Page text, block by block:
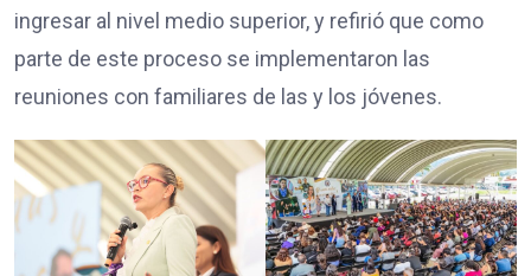
ingresar al nivel medio superior, y refirió que como
parte de este proceso se implementaron las
reuniones con familiares de las y los jóvenes.